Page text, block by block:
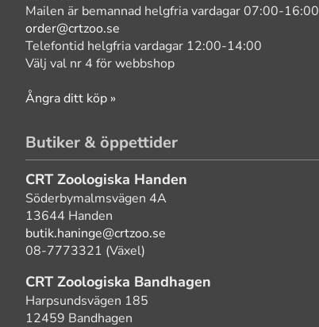
Mailen är bemannad helgfria vardagar 07:00-16:00
order@crtzoo.se
Telefontid helgfria vardagar 12:00-14:00
Välj val nr 4 för webbshop
Ångra ditt köp »
Butiker & öppettider
CRT Zoologiska Handen
Söderbymalmsvägen 4A
13644 Handen
butik.haninge@crtzoo.se
08-7773321 (Växel)
CRT Zoologiska Bandhagen
Harpsundsvägen 185
12459 Bandhagen